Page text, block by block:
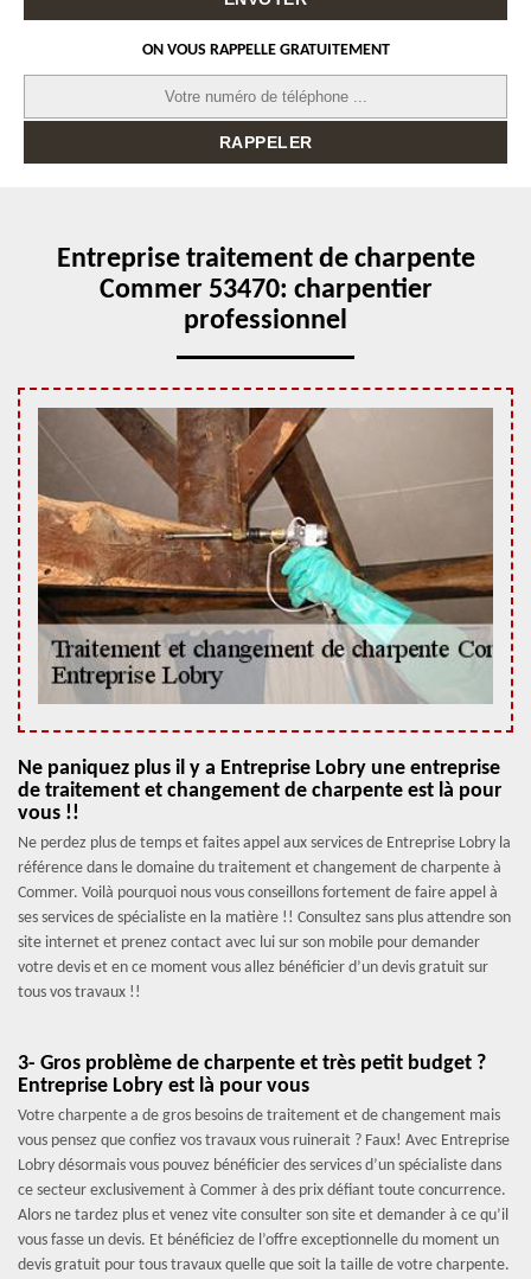
ON VOUS RAPPELLE GRATUITEMENT
Entreprise traitement de charpente
Commer 53470: charpentier
professionnel
Ne paniquez plus il y a Entreprise Lobry une entreprise
de traitement et changement de charpente est là pour
vous !!
Ne perdez plus de temps et faites appel aux services de Entreprise Lobry la
référence dans le domaine du traitement et changement de charpente à
Commer. Voilà pourquoi nous vous conseillons fortement de faire appel à
ses services de spécialiste en la matière !! Consultez sans plus attendre son
site internet et prenez contact avec lui sur son mobile pour demander
votre devis et en ce moment vous allez bénéficier d’un devis gratuit sur
tous vos travaux !!
3- Gros problème de charpente et très petit budget ?
Entreprise Lobry est là pour vous
Votre charpente a de gros besoins de traitement et de changement mais
vous pensez que confiez vos travaux vous ruinerait ? Faux! Avec Entreprise
Lobry désormais vous pouvez bénéficier des services d’un spécialiste dans
ce secteur exclusivement à Commer à des prix défiant toute concurrence.
Alors ne tardez plus et venez vite consulter son site et demander à ce qu’il
vous fasse un devis. Et bénéficiez de l’offre exceptionnelle du moment un
devis gratuit pour tous travaux quelle que soit la taille de votre charpente.